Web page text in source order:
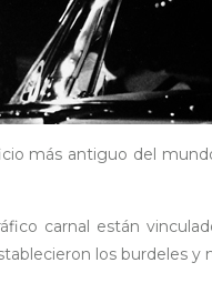
más antiguo del
carnal están
los burdeles y